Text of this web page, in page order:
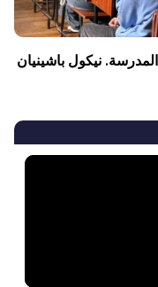
نيكول باشينيان